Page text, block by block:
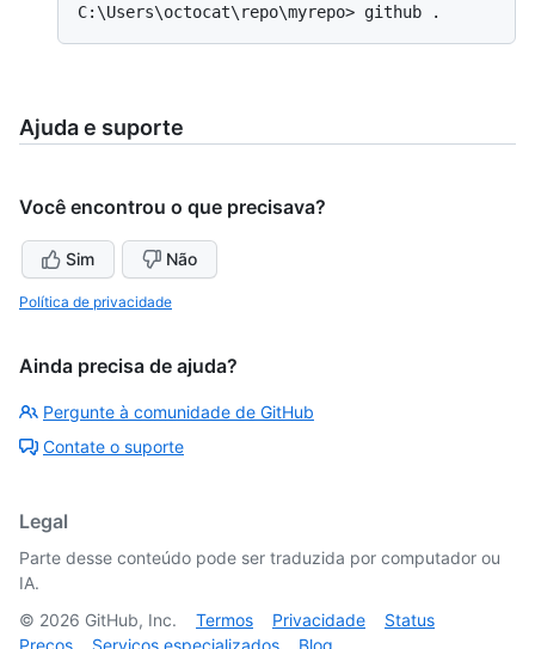
Ajuda e suporte
Você encontrou o que precisava?
Sim Não
Política de privacidade
Ainda precisa de ajuda?
Pergunte à comunidade de GitHub
Contate o suporte
Legal
Parte desse conteúdo pode ser traduzida por computador ou
IA.
© 2026 GitHub, Inc. Termos Privacidade
Status
Preços
Serviços especializados Blog